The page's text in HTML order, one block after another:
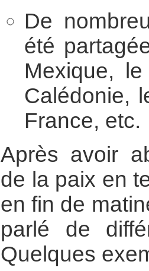
De
été
Mexique,
Calédonie,
France, etc.
Après avoir
de la paix en
en fin de
parlé de
Quelques